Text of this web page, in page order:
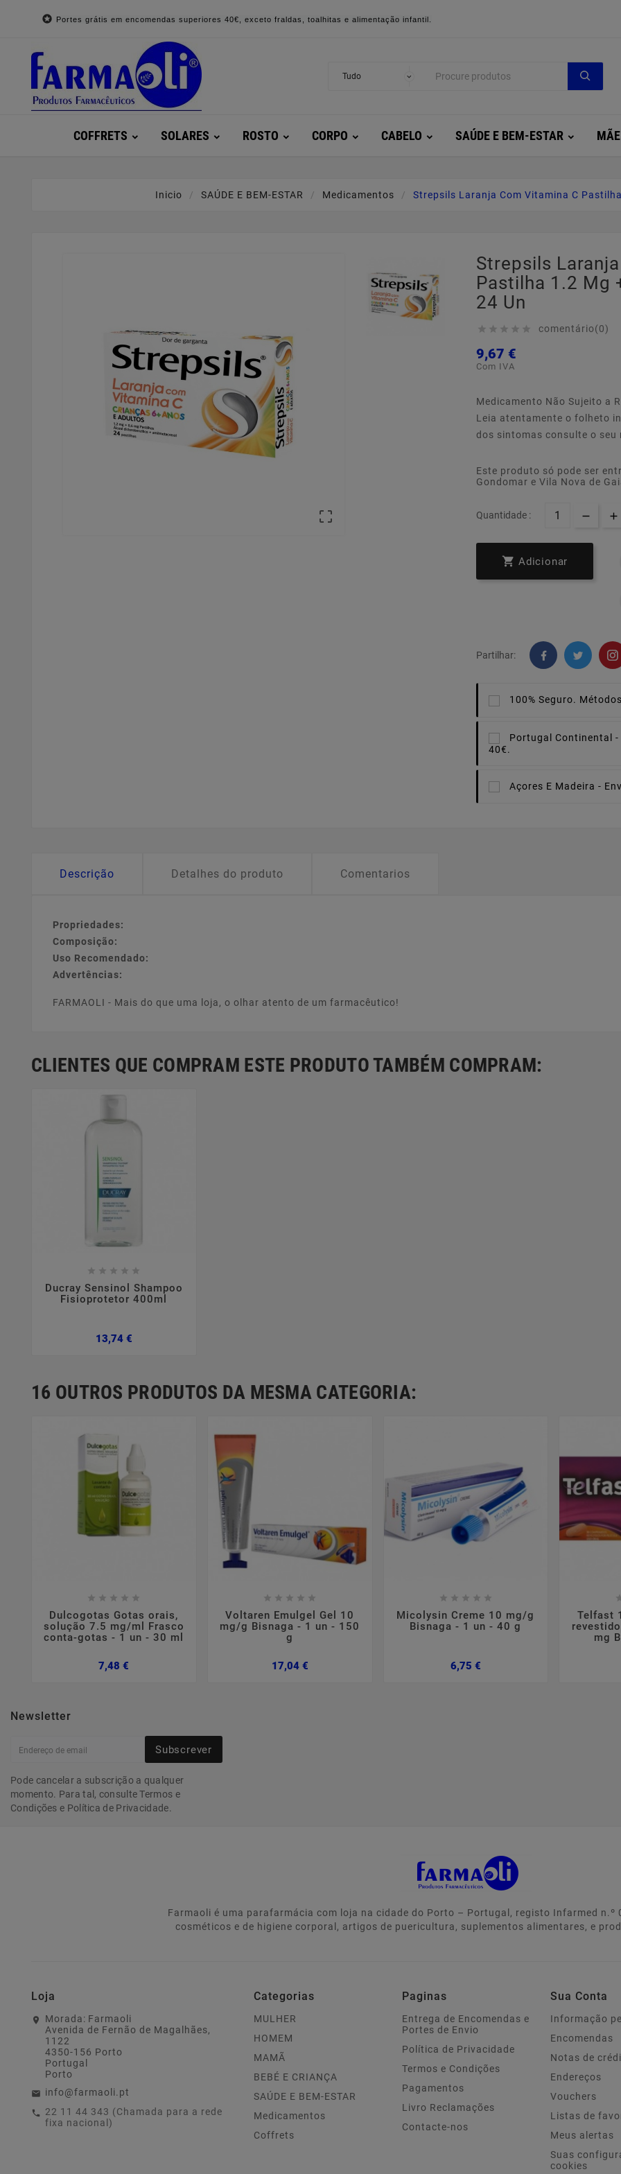
 Portes grátis em encomendas superiores 40€, exceto fraldas, toalhitas e alimentação infantil.
COFFRETS SOLARES ROSTO CORPO CABELO SAÚDE E BEM-ESTAR
Inicio SAÚDE E BEM-ESTAR Medicamentos Strepsils Laranja Com Vitamina C

Strepsils
Pastilha 1.2 Mg
24 Un
     comentário(0)
9,67 €
Com IVA
Medicamento Não Sujeito a
Leia atentamente o folheto
dos sintomas consulte o
Este produto só pode ser
Gondomar e Vila Nova de
Quantidade :
 Adicionar
Partilhar:
100% Seguro.
Portugal Continental -
40€.
Açores E Madeira -
Descrição Detalhes do produto Comentarios
Propriedades:
Composição:
Uso Recomendado:
Advertências:
FARMAOLI - Mais do que uma loja, o olhar atento de um farmacêutico!
CLIENTES QUE COMPRAM ESTE PRODUTO TAMBÉM COMPRAM:
    
Ducray Sensinol Shampoo
Fisioprotetor 400ml
13,74 €Preço
16 OUTROS PRODUTOS DA MESMA CATEGORIA:
    
Dulcogotas Gotas orais,
solução 7.5 mg/ml Frasco
conta-gotas - 1 un - 30 ml
7,48 €
    
Voltaren Emulgel Gel 10
mg/g Bisnaga - 1 un - 150
g
17,04 €Preço
    
Micolysin Creme 10 mg/g
Bisnaga - 1 un - 40 g
6,75 €Preço
Telfast
mg
Newsletter
Subscrever
Pode cancelar a subscrição a qualquer
momento. Para tal, consulte Termos e
Condições e Política de Privacidade.
Farmaoli é uma parafarmácia com loja na cidade do Porto – Portugal, registo Infarmed n.º
cosméticos e de higiene corporal, artigos de puericultura, suplementos alimentares, e
Loja
Morada: Farmaoli
Avenida de Fernão de Magalhães,
1122
4350-156 Porto
Portugal
Porto
info@farmaoli.pt
22 11 44 343 (Chamada para a rede
fixa nacional)
Categorias
MULHER
HOMEM
MAMÃ
BEBÉ E CRIANÇA
SAÚDE E BEM-ESTAR
Medicamentos
Coffrets
Paginas
Entrega de Encomendas e
Portes de Envio
Política de Privacidade
Termos e Condições
Pagamentos
Livro Reclamações
Contacte-nos
Sua Conta
Informação
Encomendas
Notas de
Endereços
Vouchers
Listas de
Meus alertas
Suas
cookies